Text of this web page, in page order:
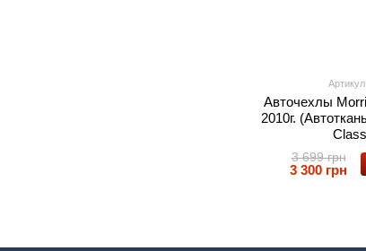
Авточехлы
2010г.
3 699 грн
3 300 грн